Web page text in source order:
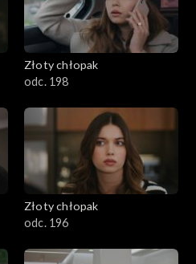
Złoty chłopak
odc. 198
Złoty chłopak
odc. 196